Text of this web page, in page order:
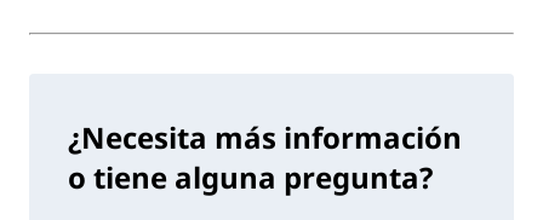
¿Necesita más información
o tiene alguna pregunta?